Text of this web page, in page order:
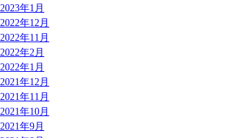
2023年1月
2022年12月
2022年11月
2022年2月
2022年1月
2021年12月
2021年11月
2021年10月
2021年9月